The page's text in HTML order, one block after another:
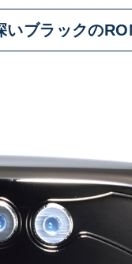
ブラックの